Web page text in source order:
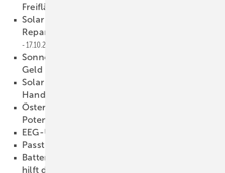
Freifläche
Solar Fabrik: Anlagenbetreiber bekommt
Reparatur defekter Module bezahlt
17.10.2016
Sonnen bekommt 76 Millionen Euro neues
Geld
Solar Power Europe fordert Abschaffung der
Handelsbarrieren
Österreich ist Speichermarkt mit großem
Potenzial
EEG-Umlage für 2017 steht fest
Passt gut in die Landschaft
Batteriekombi aus Redox Flow und Lithium
hilft dem Netz